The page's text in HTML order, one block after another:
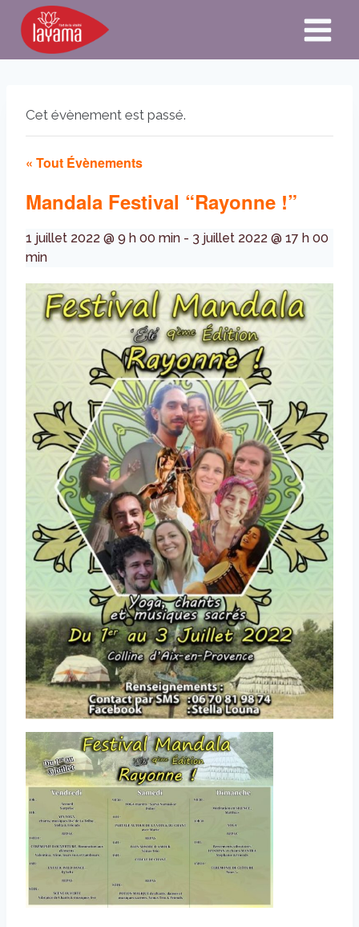
Aller
contenu
Cet évènement est passé.
« Tout Évènements
Mandala Festival “Rayonne !”
1 juillet 2022 @ 9 h 00 min - 3 juillet 2022 @ 17 h 00
min